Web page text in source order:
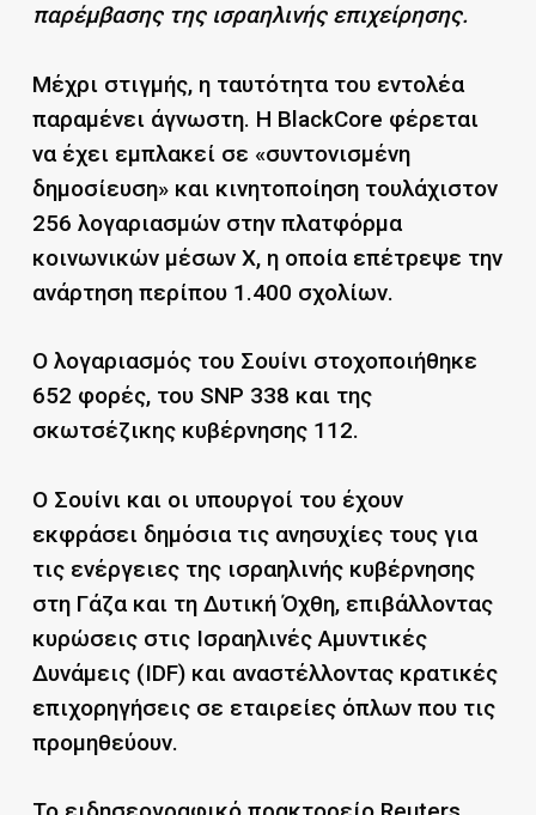
παρέμβασης της ισραηλινής επιχείρησης.
Μέχρι στιγμής, η ταυτότητα του εντολέα
παραμένει άγνωστη. Η BlackCore φέρεται
να έχει εμπλακεί σε «συντονισμένη
δημοσίευση» και κινητοποίηση τουλάχιστον
256 λογαριασμών στην πλατφόρμα
κοινωνικών μέσων X, η οποία επέτρεψε την
ανάρτηση περίπου 1.400 σχολίων.
Ο λογαριασμός του Σουίνι στοχοποιήθηκε
652 φορές, του SNP 338 και της
σκωτσέζικης κυβέρνησης 112.
Ο Σουίνι και οι υπουργοί του έχουν
εκφράσει δημόσια τις ανησυχίες τους για
τις ενέργειες της ισραηλινής κυβέρνησης
στη Γάζα και τη Δυτική Όχθη, επιβάλλοντας
κυρώσεις στις Ισραηλινές Αμυντικές
Δυνάμεις (IDF) και αναστέλλοντας κρατικές
επιχορηγήσεις σε εταιρείες όπλων που τις
προμηθεύουν.